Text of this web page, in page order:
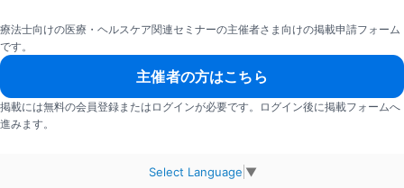
療法士向けの医療・ヘルスケア関連セミナーの主催者さま向けの掲載申請フォーム
です。
主催者の方はこちら
掲載には無料の会員登録またはログインが必要です。ログイン後に掲載フォームへ
進みます。
Select Language ▼